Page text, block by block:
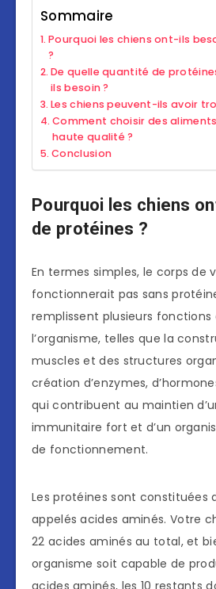
Sommaire
Pourquoi les chiens ont-ils
?
De quelle quantité de
ils besoin ?
Les chiens peuvent-ils avoir
Comment choisir des
haute qualité ?
Conclusion
Pourquoi les chiens
de protéines ?
En termes simples, le corps de
fonctionnerait pas sans
remplissent plusieurs fonctions
l’organisme, telles que la
muscles et des structures
création d’enzymes,
qui contribuent au maintien
immunitaire fort et d’un
de fonctionnement.
Les protéines sont constituées
appelés acides aminés. Votre
22 acides aminés au total, et
organisme soit capable de